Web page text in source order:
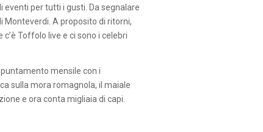
eventi per tutti i gusti. Da segnalare
Monteverdi. A proposito di ritorni,
Toffolo live e ci sono i celebri
mensile con i
sulla mora romagnola, il maiale
e ora conta migliaia di capi.